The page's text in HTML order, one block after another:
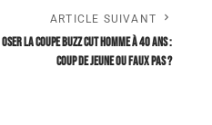
ARTICLE SUIVANT
Oser la coupe buzz cut homme à 40 ans :
coup de jeune ou faux pas ?